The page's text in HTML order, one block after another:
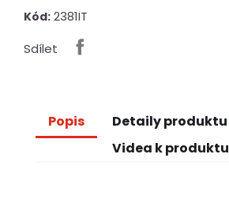
Kód: 2381IT
Sdílet
Popis
Detaily produktu
Videa k produktu